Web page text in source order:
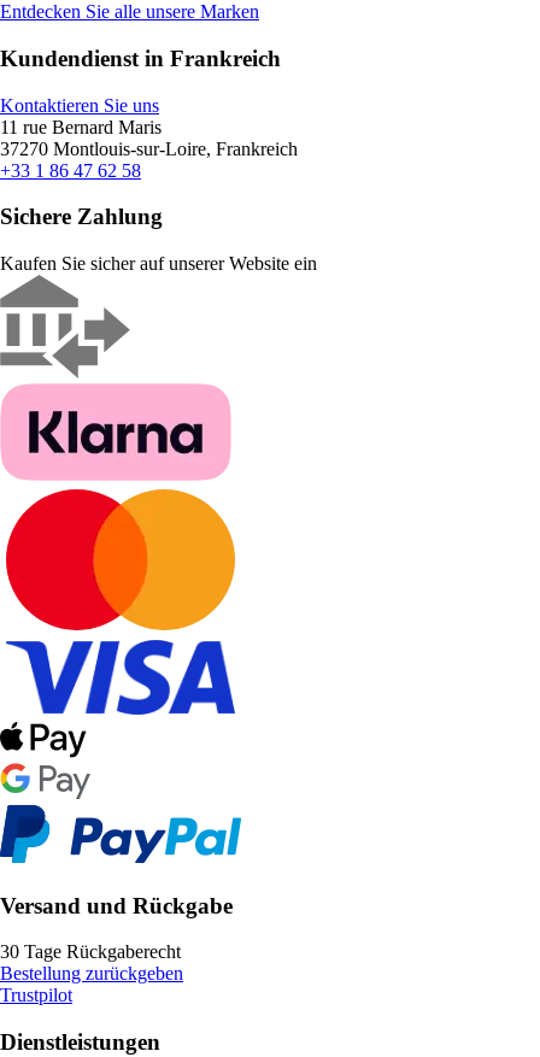
Entdecken Sie alle unsere Marken
Kundendienst in Frankreich
Kontaktieren Sie uns
11 rue Bernard Maris
37270 Montlouis-sur-Loire, Frankreich
+33 1 86 47 62 58
Sichere Zahlung
Kaufen Sie sicher auf unserer Website ein
Versand und Rückgabe
30 Tage Rückgaberecht
Bestellung zurückgeben
Trustpilot
Dienstleistungen